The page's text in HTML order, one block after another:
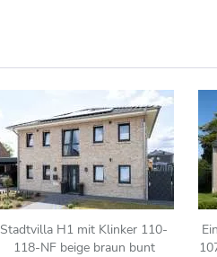
Stadtvilla H1 mit Klinker 110-
118-NF beige braun bunt